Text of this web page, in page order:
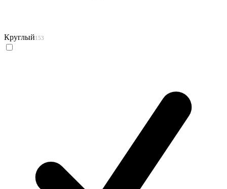
Круглый153